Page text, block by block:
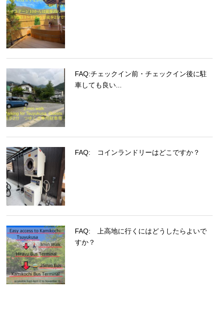
FAQ:チェックイン前・チェックイン後に駐
車しても良い...
FAQ: コインランドリーはどこですか？
FAQ: 上高地に行くにはどうしたらよいで
すか？